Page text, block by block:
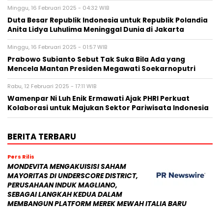
Minggu, 16 Februari 2025 - 04:32 WIB
Duta Besar Republik Indonesia untuk Republik Polandia
Anita Lidya Luhulima Meninggal Dunia di Jakarta
Minggu, 16 Februari 2025 - 01:57 WIB
Prabowo Subianto Sebut Tak Suka Bila Ada yang
Mencela Mantan Presiden Megawati Soekarnoputri
Rabu, 12 Februari 2025 - 17:11 WIB
Wamenpar Ni Luh Enik Ermawati Ajak PHRI Perkuat
Kolaborasi untuk Majukan Sektor Pariwisata Indonesia
BERITA TERBARU
Pers Rilis
MONDEVITA MENGAKUISISI SAHAM
MAYORITAS DI UNDERSCORE DISTRICT,
PERUSAHAAN INDUK MAGLIANO,
SEBAGAI LANGKAH KEDUA DALAM
MEMBANGUN PLATFORM MEREK MEWAH ITALIA BARU